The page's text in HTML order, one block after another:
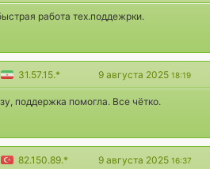
работа тех.поддежрки.
31.57.15.* 9 августа 2025 18:19
поддержка помогла. Все чётко.
82.150.89.* 9 августа 2025 16:37